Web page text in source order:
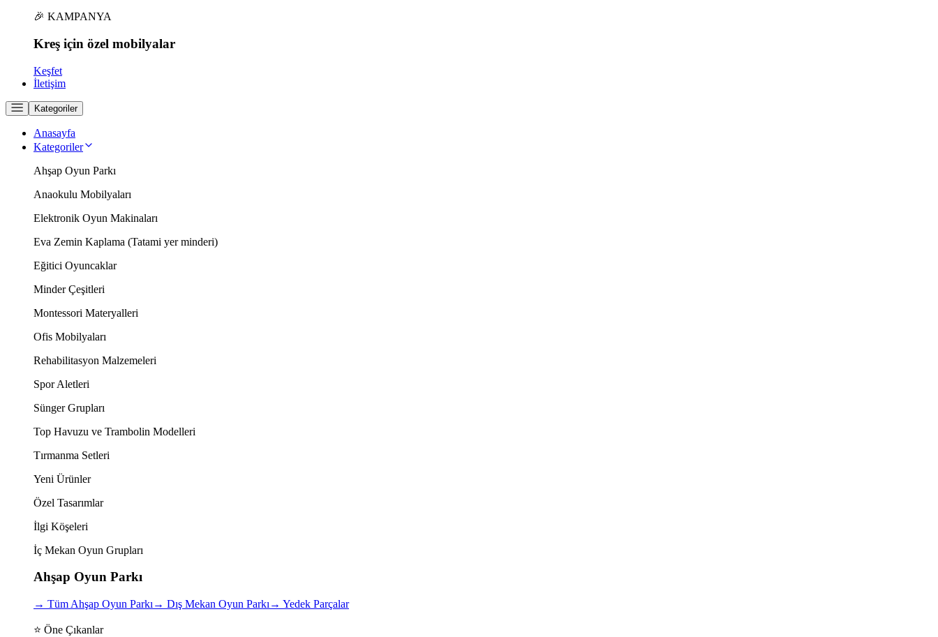
🎉 KAMPANYA
Kreş için özel mobilyalar
Keşfet
İletişim
Kategoriler
Anasayfa
Kategoriler
Ahşap Oyun Parkı
Anaokulu Mobilyaları
Elektronik Oyun Makinaları
Eva Zemin Kaplama (Tatami yer minderi)
Eğitici Oyuncaklar
Minder Çeşitleri
Montessori Materyalleri
Ofis Mobilyaları
Rehabilitasyon Malzemeleri
Spor Aletleri
Sünger Grupları
Top Havuzu ve Trambolin Modelleri
Tırmanma Setleri
Yeni Ürünler
Özel Tasarımlar
İlgi Köşeleri
İç Mekan Oyun Grupları
Ahşap Oyun Parkı
→ Tüm Ahşap Oyun Parkı → Dış Mekan Oyun Parkı → Yedek Parçalar
⭐ Öne Çıkanlar